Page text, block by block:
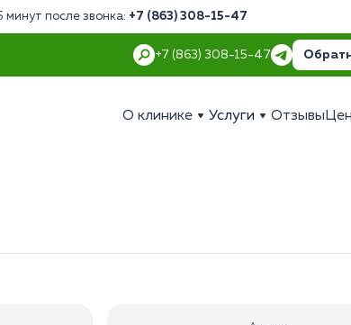
после звонка: +7 (863) 308-15-47
+7 (863) 308-15-47
О клинике Услуги Отзывы